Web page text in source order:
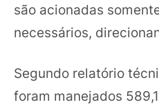
são acionadas
necessários,
Segundo relatório
foram manejados